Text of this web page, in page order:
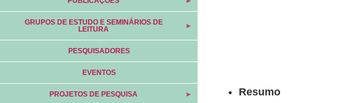
GRUPOS DE ESTUDO E SEMINÁRIOS DE
LEITURA
PESQUISADORES
EVENTOS
PROJETOS DE PESQUISA Resumo